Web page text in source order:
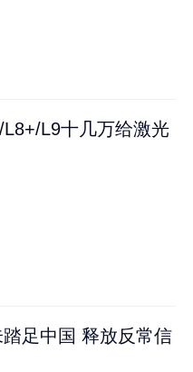
L9十几万给激光
足中国 释放反常信